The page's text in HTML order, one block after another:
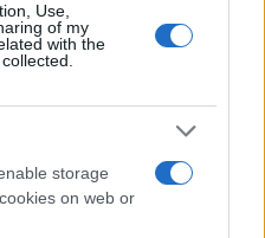
Use,
of my
with the
storage
on web or
reale?
telegram di